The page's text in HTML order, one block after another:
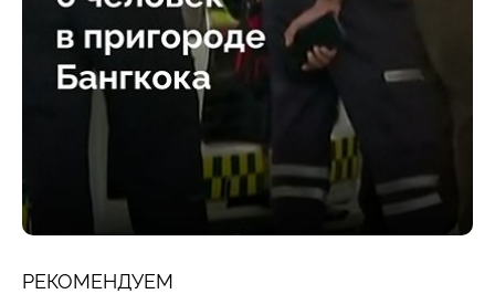
РЕКОМЕНДУЕМ